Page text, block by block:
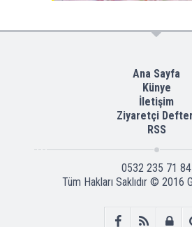
Ana Sayfa
Künye
İletişim
Ziyaretçi
RSS
0532 235 71 84
Tüm Hakları Saklıdır © 2016